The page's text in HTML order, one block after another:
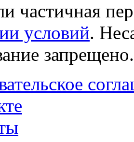
частичная
условий.